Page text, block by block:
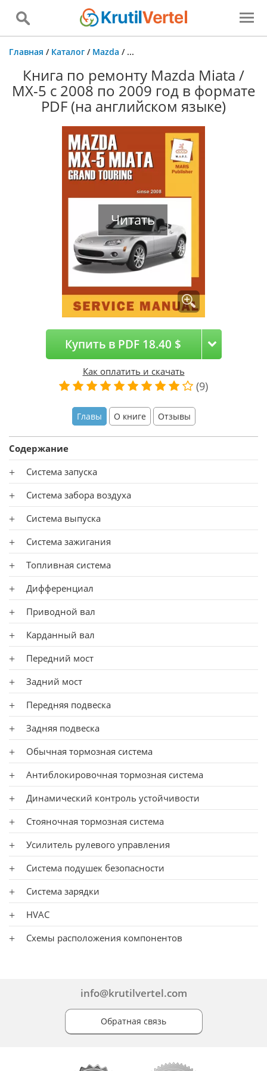
Главная / Каталог / Mazda / ...
Книга по ремонту Mazda Miata /
MX-5 с 2008 по 2009 год в формате
PDF (на английском языке)
Читать
Купить в PDF 18.40 $
Как оплатить и скачать
(9)
Главы О книге Отзывы
Содержание
Система запуска
Система забора воздуха
Система выпуска
Система зажигания
Топливная система
Дифференциал
Приводной вал
Карданный вал
Передний мост
Задний мост
Передняя подвеска
Задняя подвеска
Обычная тормозная система
Антиблокировочная тормозная система
Динамический контроль устойчивости
Стояночная тормозная система
Усилитель рулевого управления
Система подушек безопасности
Система зарядки
HVAC
Схемы расположения компонентов
info@krutilvertel.com
Обратная связь